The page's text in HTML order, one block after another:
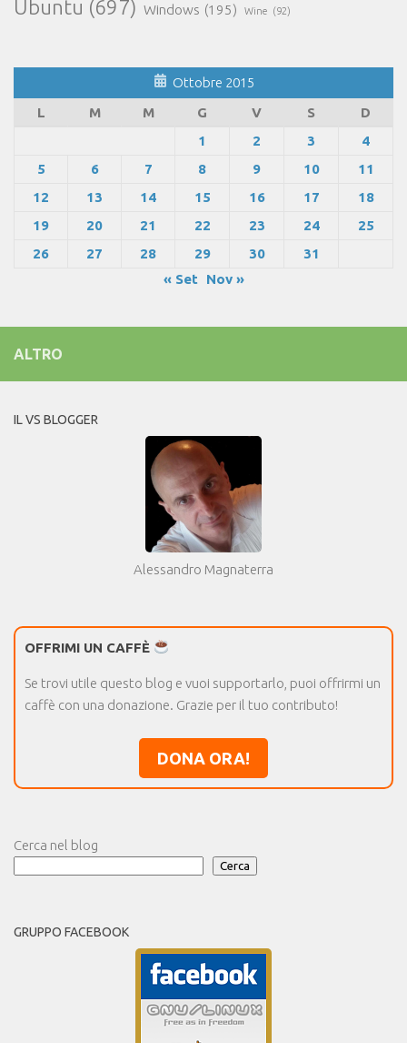
Ubuntu (697) Windows (195) Wine (92)
Ottobre 2015
L
M M G V S
D
1
2 3
4
5
6 7 8 9 10
11
12
13 14 15 16 17
18
19
20 21 22 23 24
25
26
27 28 29 30
31
« Set
Nov »
ALTRO
IL VS BLOGGER
Alessandro Magnaterra
OFFRIMI UN CAFFÈ
Se trovi utile questo blog e vuoi supportarlo, puoi offrirmi un
caffè con una donazione. Grazie per il tuo contributo!
DONA ORA!
Cerca nel blog
Cerca
GRUPPO FACEBOOK